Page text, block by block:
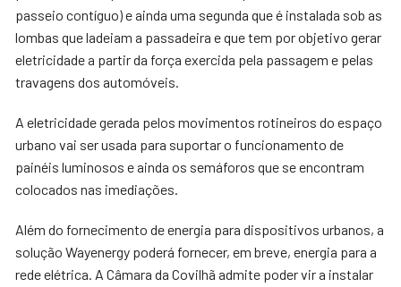
passeio contíguo) e ainda uma segunda que é instalada sob as
lombas que ladeiam a passadeira e que tem por objetivo gerar
eletricidade a partir da força exercida pela passagem e pelas
travagens dos automóveis.
A eletricidade gerada pelos movimentos rotineiros do espaço
urbano vai ser usada para suportar o funcionamento de
painéis luminosos e ainda os semáforos que se encontram
colocados nas imediações.
Além do fornecimento de energia para dispositivos urbanos, a
solução Wayenergy poderá fornecer, em breve, energia para a
rede elétrica. A Câmara da Covilhã admite poder vir a instalar